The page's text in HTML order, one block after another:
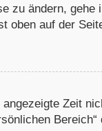
zu ändern, gehe
oben auf der
Zeit